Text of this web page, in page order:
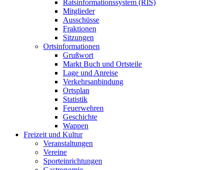
Ratsinformationssystem (RIS)
Mitglieder
Ausschüsse
Fraktionen
Sitzungen
Ortsinformationen
Grußwort
Markt Buch und Ortsteile
Lage und Anreise
Verkehrsanbindung
Ortsplan
Statistik
Feuerwehren
Geschichte
Wappen
Freizeit und Kultur
Veranstaltungen
Vereine
Sporteinrichtungen